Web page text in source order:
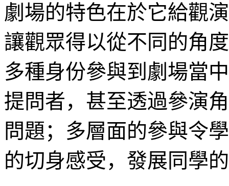
劇場的特色在於它給觀
讓觀眾得以從不同的角
多種身份參與到劇場當
提問者，甚至透過參演
問題；多層面的參與令
的切身感受，發展同學